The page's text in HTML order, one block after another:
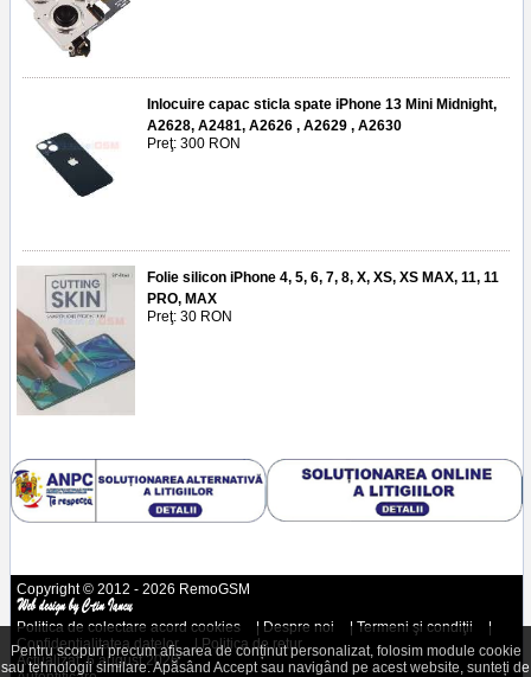
Inlocuire capac sticla spate iPhone 13 Mini Midnight,
A2628, A2481, A2626 , A2629 , A2630
Preţ: 300 RON
Folie silicon iPhone 4, 5, 6, 7, 8, X, XS, XS MAX, 11, 11
PRO, MAX
Preţ: 30 RON
Copyright © 2012 - 2026 RemoGSM
Politica de colectare acord cookies | Despre noi | Termeni şi condiţii
|
Confidenţialitatea datelor
| Politica de retur
Actualizat: 6 august 2026
Pentru scopuri precum afișarea de conținut personalizat, folosim module cookie
sau tehnologii similare. Apăsând Accept sau navigând pe acest website, sunteți de